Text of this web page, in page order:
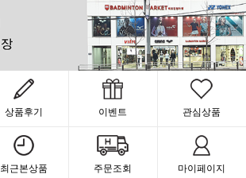
상품후기 이벤트 관심상품
최근본상품 주문조회 마이페이지